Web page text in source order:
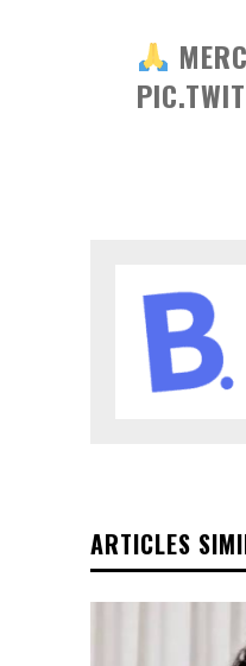
ARTICLES